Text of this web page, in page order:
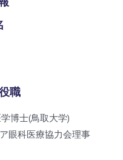
職
博士(鳥取大学)
眼科医療協力会理事